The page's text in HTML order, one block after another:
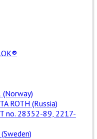
(Norway)
ROTH (Russia)
no. 28352-89, 2217-